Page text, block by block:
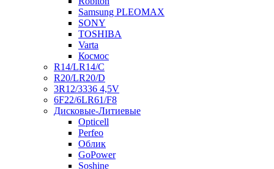
Samsung PLEOMAX
SONY
TOSHIBA
Varta
Космос
R14/LR14/C
R20/LR20/D
3R12/3336 4,5V
6F22/6LR61/F8
Дисковые-Литиевые
Opticell
Perfeo
Облик
GoPower
Soshine